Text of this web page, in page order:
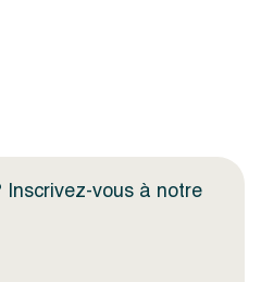
vous à notre